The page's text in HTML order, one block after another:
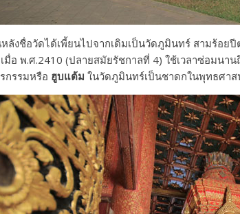
ลังชื่อวัดได้เพี้ยนไปจากเดิมเป็นวัดภูมินทร์ สามร้อ
มื่อ พ.ศ.2410 (ปลายสมัยรัชกาลที่ 4) ใช้เวลาซ่อมนา
กรรมหรือ ฮูบแต้ม ในวัดภูมินทร์เป็นชาดกในพุทธศาส